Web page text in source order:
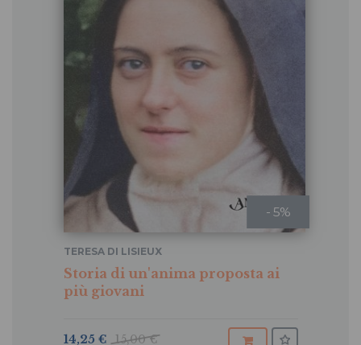
- 5%
Storia di un'anima proposta ai
più giovani
TERESA DI LISIEUX
15,00 €
14,25 €